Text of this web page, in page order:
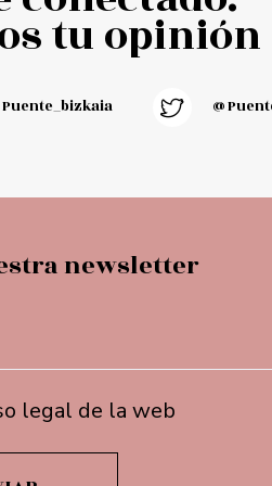
tu opinión
newsletter
legal de la web